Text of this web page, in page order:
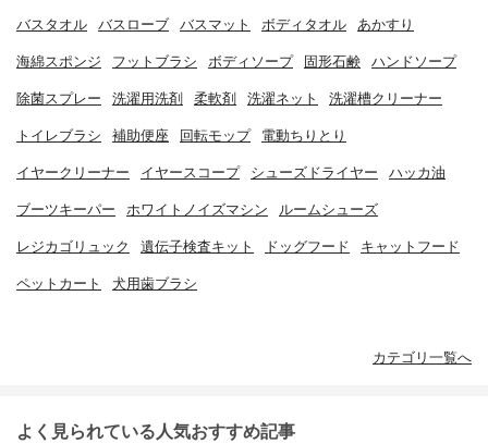
バスタオル バスローブ バスマット ボディタオル あかすり
海綿スポンジ フットブラシ ボディソープ 固形石鹸 ハンドソープ
除菌スプレー 洗濯用洗剤 柔軟剤 洗濯ネット 洗濯槽クリーナー
トイレブラシ 補助便座 回転モップ 電動ちりとり
イヤークリーナー イヤースコープ シューズドライヤー ハッカ油
ブーツキーパー ホワイトノイズマシン ルームシューズ
レジカゴリュック 遺伝子検査キット ドッグフード キャットフード
ペットカート 犬用歯ブラシ
カテゴリ一覧へ
よく見られている人気おすすめ記事